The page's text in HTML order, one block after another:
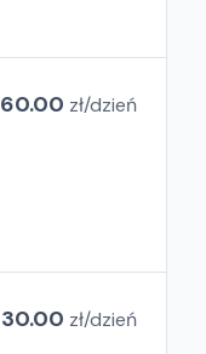
60.00 zł/dzień
30.00 zł/dzień